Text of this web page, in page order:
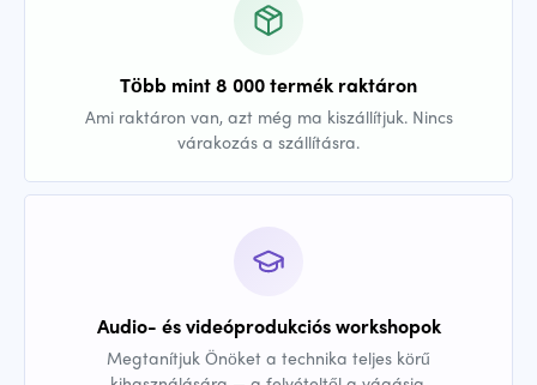
Több mint 8 000 termék raktáron
Ami raktáron van, azt még ma kiszállítjuk. Nincs
várakozás a szállításra.
Audio- és videóprodukciós workshopok
Megtanítjuk Önöket a technika teljes körű